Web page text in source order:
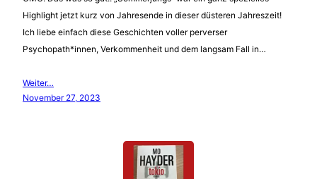
Highlight jetzt kurz von Jahresende in dieser düsteren Jahreszeit!
Ich liebe einfach diese Geschichten voller perverser
Psychopath*innen, Verkommenheit und dem langsam Fall in…
Weiter…
November 27, 2023